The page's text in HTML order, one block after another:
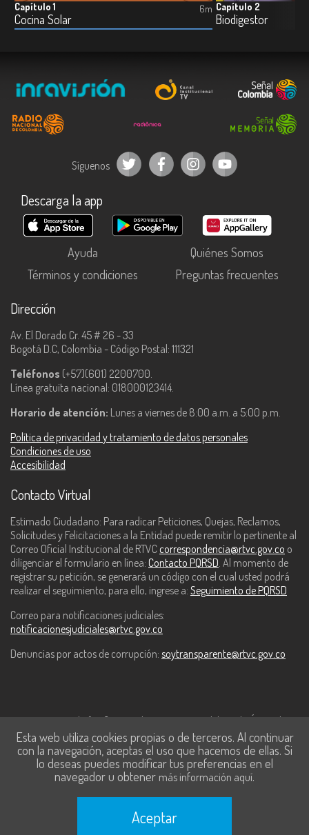
Capítulo 1
Cocina Solar
6m Capítulo 2
Biodigestor
Síguenos
Descarga la app
Ayuda
Quiénes Somos
Términos y condiciones
Preguntas frecuentes
Dirección
Av. El Dorado Cr. 45 # 26 - 33
Bogotá D.C, Colombia - Código Postal: 111321
Teléfonos (+57)(601) 2200700.
Línea gratuita nacional: 018000123414.
Horario de atención: Lunes a viernes de 8:00 a.m. a 5:00 p.m.
Política de privacidad y tratamiento de datos personales
Condiciones de uso
Accesibilidad
Contacto Virtual
Estimado Ciudadano: Para radicar Peticiones, Quejas, Reclamos,
Solicitudes y Felicitaciones a la Entidad puede remitir lo pertinente al
Correo Oficial Institucional de RTVC correspondencia@rtvc.gov.co o
diligenciar el formulario en línea: Contacto PQRSD. Al momento de
registrar su petición, se generará un código con el cual usted podrá
realizar el seguimiento, para ello, ingrese a: Seguimiento de PQRSD
Correo para notificaciones judiciales:
notificacionesjudiciales@rtvc.gov.co
Denuncias por actos de corrupción: soytransparente@rtvc.gov.co
Este contenido fue financiado con recursos del Fondo Único de
Tecnologías de la Información y las Comunicaciones de MinTic.
Esta web utiliza cookies propias o de terceros. Al continuar
con la navegación, aceptas el uso que hacemos de ellas. Si
lo deseas puedes modificar tus preferencias en el
navegador u obtener más información aquí.
Aceptar